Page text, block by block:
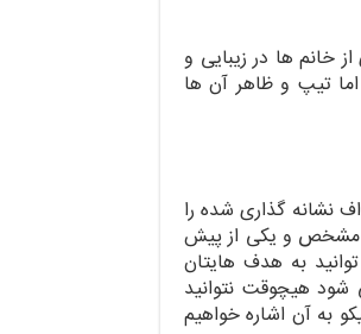
خانم ها در زیبایی و
اما تیپ و ظاهر آن ها
نشانه گذاری شده را
مشخص و یکی از پیش
به هدف هایتان
هیچوقت نتوانید
به آن اشاره خواهیم